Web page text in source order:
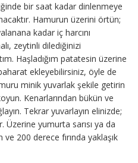
bir saat kadar dinlenmeye
Hamurun üzerini örtün;
kadar iç harcını
zeytinli dilediğinizi
Haşladığım patatesin üzerine
ekleyebilirsiniz, öyle de
minik yuvarlak şekile getirin
Kenarlarından bükün ve
Tekrar yuvarlayın elinizde;
Üzerine yumurta sarısı ya da
200 derece fırında yaklaşık